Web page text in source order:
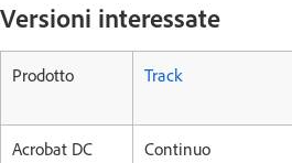
Versioni interessate
Prodotto Track
Acrobat DC Continuo